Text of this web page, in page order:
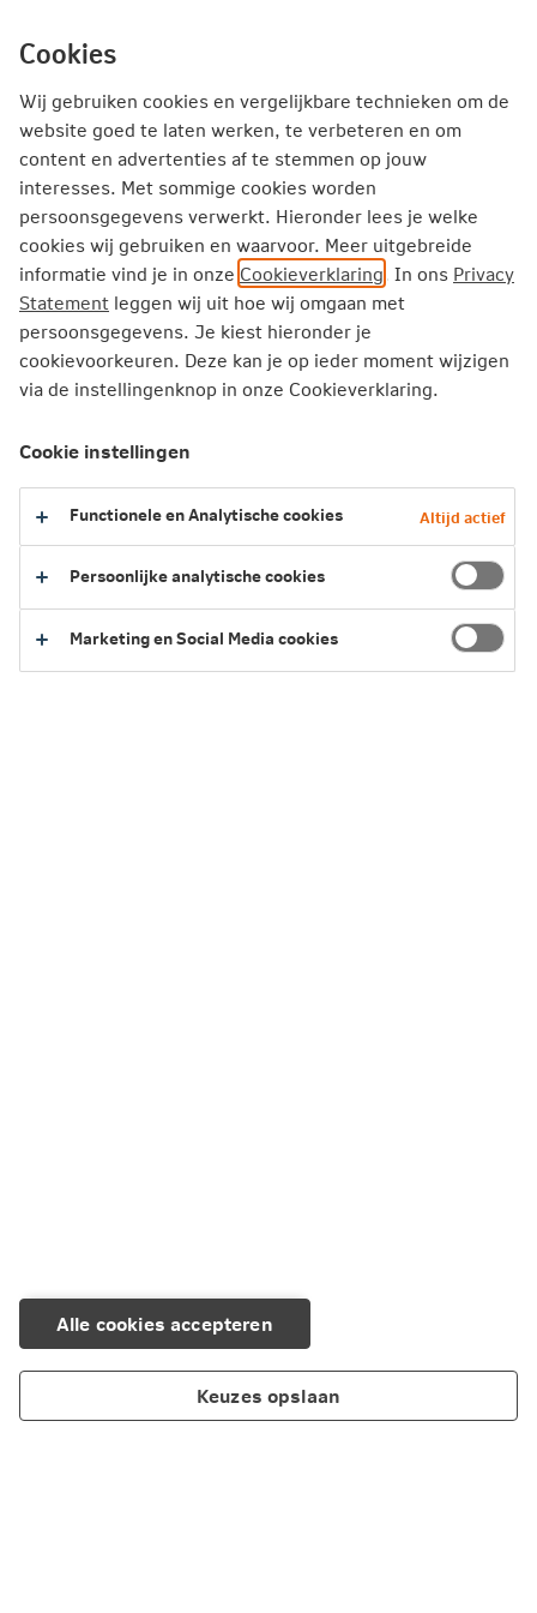
direct
naar
Producten Service en Contact Inspiratie
Particulier Zorgverzekering
Vergoedingen
Orthodontie vanaf 18 jaar vergoeding
Orthodontie vanaf 18 jaar
vergoeding
2026
2025
Terug naar het overzicht van vergoedingen
Service en Contact
Cookies
Wij gebruiken cookies en vergelijkbare technieken om de
website goed te laten werken, te verbeteren en om
content en advertenties af te stemmen op jouw
interesses. Met sommige cookies worden
persoonsgegevens verwerkt. Hieronder lees je welke
cookies wij gebruiken en waarvoor. Meer uitgebreide
informatie vind je in onze Cookieverklaring. In ons Privacy
Statement leggen wij uit hoe wij omgaan met
persoonsgegevens. Je kiest hieronder je
cookievoorkeuren. Deze kan je op ieder moment wijzigen
via de instellingenknop in onze Cookieverklaring.
Alle cookies accepteren
Cookie instellingen
Functionele en Analytische cookies Altijd actief
Persoonlijke analytische cookies
Marketing en Social Media cookies
Keuzes opslaan